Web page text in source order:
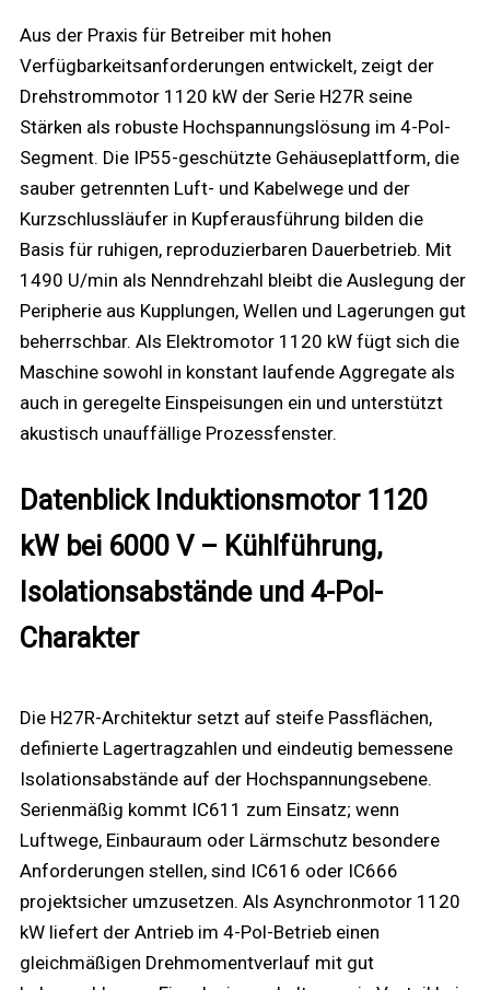
Aus der Praxis für Betreiber mit hohen
Verfügbarkeitsanforderungen entwickelt, zeigt der
Drehstrommotor 1120 kW der Serie H27R seine
Stärken als robuste Hochspannungs­lösung im 4-Pol-
Segment. Die IP55-geschützte Gehäuseplattform, die
sauber getrennten Luft- und Kabelwege und der
Kurzschlussläufer in Kupferausführung bilden die
Basis für ruhigen, reproduzierbaren Dauerbetrieb. Mit
1490 U/min als Nenndrehzahl bleibt die Auslegung der
Peripherie aus Kupplungen, Wellen und Lagerungen gut
beherrschbar. Als Elektromotor 1120 kW fügt sich die
Maschine sowohl in konstant laufende Aggregate als
auch in geregelte Einspeisungen ein und unterstützt
akustisch unauffällige Prozessfenster.
Datenblick Induktionsmotor 1120
kW bei 6000 V – Kühlführung,
Isolationsabstände und 4-Pol-
Charakter
Die H27R-Architektur setzt auf steife Passflächen,
definierte Lagertragzahlen und eindeutig bemessene
Isolationsabstände auf der Hochspannungsebene.
Serienmäßig kommt IC611 zum Einsatz; wenn
Luftwege, Einbauraum oder Lärmschutz besondere
Anforderungen stellen, sind IC616 oder IC666
projektsicher umzusetzen. Als Asynchronmotor 1120
kW liefert der Antrieb im 4-Pol-Betrieb einen
gleichmäßigen Drehmomentverlauf mit gut